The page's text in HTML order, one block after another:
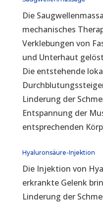
Die
mechanisches
Verklebungen von
und Unterhaut
Die entstehende
Linderung der
Entspannung der
entsprechenden
Hyaluronsäure-Injektion
Die Injektion von
erkrankte Gelenk
Linderung der